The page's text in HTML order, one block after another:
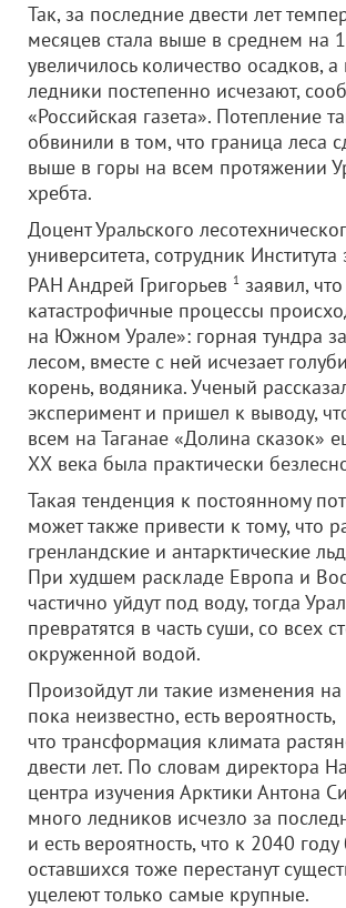
Так, за последние двести лет
месяцев стала выше в среднем на
увеличилось количество осадков,
ледники постепенно исчезают,
«Российская газета». Потепление
обвинили в том, что граница леса
выше в горы на всем протяжении
хребта.
Доцент Уральского
университета, сотрудник
РАН Андрей Григорьев 1 заявил,
катастрофичные процессы
на Южном Урале»: горная тундра
лесом, вместе с ней исчезает
корень, водяника. Ученый
эксперимент и пришел к выводу,
всем на Таганае «Долина сказок»
ХХ века была практически
Такая тенденция к постоянному
может также привести к тому, что
гренландские и антарктические
При худшем раскладе Европа и
частично уйдут под воду, тогда
превратятся в часть суши, со всех
окруженной водой.
Произойдут ли такие изменения
пока неизвестно, есть вероятность,
что трансформация климата
двести лет. По словам директора
центра изучения Арктики Антона
много ледников исчезло за
и есть вероятность, что к 2040
оставшихся тоже перестанут
уцелеют только самые